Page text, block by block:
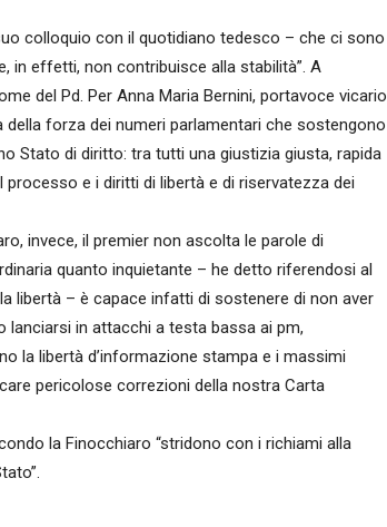
colloquio con il quotidiano tedesco – che ci sono
in effetti, non contribuisce alla stabilità”. A
del Pd. Per Anna Maria Bernini, portavoce vicario
della forza dei numeri parlamentari che sostengono
Stato di diritto: tra tutti una giustizia giusta, rapida
processo e i diritti di libertà e di riservatezza dei
invece, il premier non ascolta le parole di
quanto inquietante – he detto riferendosi al
libertà – è capace infatti di sostenere di non aver
in attacchi a testa bassa ai pm,
la libertà d’informazione stampa e i massimi
pericolose correzioni della nostra Carta
la Finocchiaro “stridono con i richiami alla